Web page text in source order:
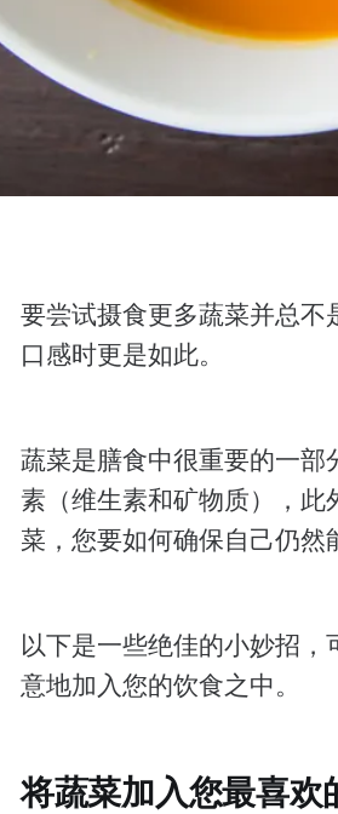
要尝试摄食更多蔬菜并总
口感时更是如此。
蔬菜是膳食中很重要的一
素（维生素和矿物质），
菜，您要如何确保自己仍然
以下是一些绝佳的小妙招
意地加入您的饮食之中。
将蔬菜加入您最喜欢